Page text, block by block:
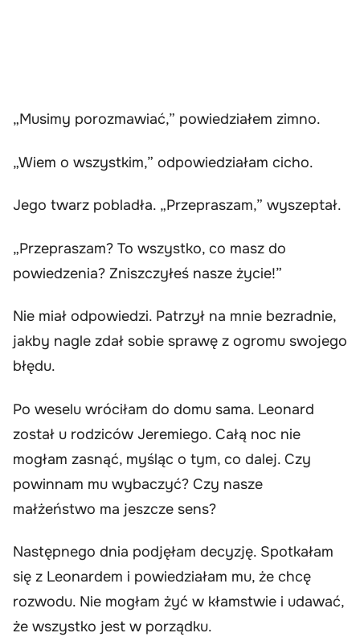
„Musimy porozmawiać,” powiedziałem zimno.
„Wiem o wszystkim,” odpowiedziałam cicho.
Jego twarz pobladła. „Przepraszam,” wyszeptał.
„Przepraszam? To wszystko, co masz do
powiedzenia? Zniszczyłeś nasze życie!”
Nie miał odpowiedzi. Patrzył na mnie bezradnie,
jakby nagle zdał sobie sprawę z ogromu swojego
błędu.
Po weselu wróciłam do domu sama. Leonard
został u rodziców Jeremiego. Całą noc nie
mogłam zasnąć, myśląc o tym, co dalej. Czy
powinnam mu wybaczyć? Czy nasze
małżeństwo ma jeszcze sens?
Następnego dnia podjęłam decyzję. Spotkałam
się z Leonardem i powiedziałam mu, że chcę
rozwodu. Nie mogłam żyć w kłamstwie i udawać,
że wszystko jest w porządku.